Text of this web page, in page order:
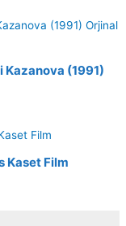
(1991)
Kaset Film